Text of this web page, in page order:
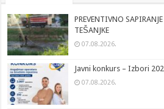
PREVENTIVNO
TEŠANJKE
07.08.2026.
Javni konkurs – Izbori
07.08.2026.